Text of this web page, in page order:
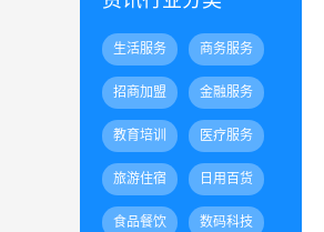
生活服务 商务服务
招商加盟 金融服务
教育培训 医疗服务
旅游住宿 日用百货
食品餐饮 数码科技